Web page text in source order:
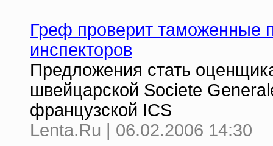
Греф проверит
инспекторов
Предложения стать
швейцарской Societe
французской ICS
Lenta.Ru | 06.02.2006 14:30